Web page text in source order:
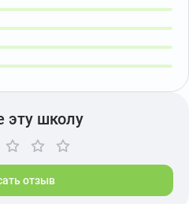
эту школу
отзыв